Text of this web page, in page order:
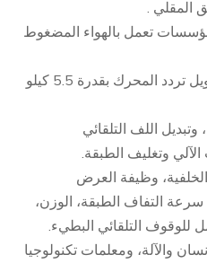
المقلي .
تعمل بالهواء المضغوط
(د) المضيف بواسطة محرك تحويل تردد المحرك بقدرة 5.5 كيلو
(هـ) محرك سيرفو للتحكم PLC، وتبديل اللف التلقائي
وتغليف الطبقة.
وظيفة العرض
التفاف الطبقة، الوزن،
للوقوف التلقائي البطيء.
والآلة، ومعلمات تكنولوجيا